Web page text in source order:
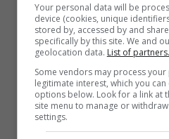
Your personal data will be
device (cookies, unique
stored by, accessed by and
specifically by this site. We and
geolocation data. List of partners.
Some vendors may process
legitimate interest, which you
options below. Look for a link at
site menu to manage or
settings.